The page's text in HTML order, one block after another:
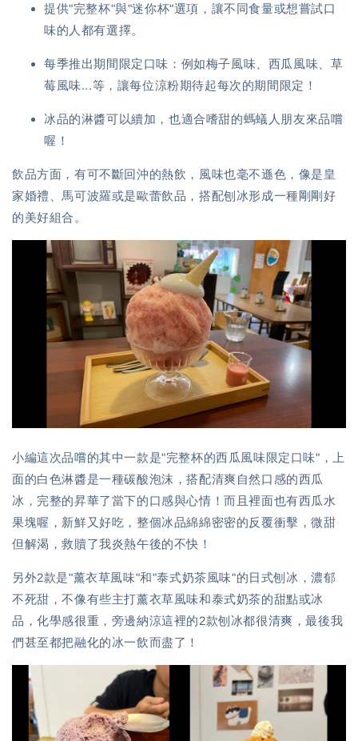
提供"完整杯"與"迷你杯"選項，讓不同食量或想嘗試口
味的人都有選擇。
每季推出期間限定口味：例如梅子風味、西瓜風味、草
莓風味...等，讓每位涼粉期待起每次的期間限定！
冰品的淋醬可以續加，也適合嗜甜的螞蟻人朋友來品嚐
喔！
飲品方面，有可不斷回沖的熱飲，風味也毫不遜色，像是皇
家婚禮、馬可波羅或是歐蕾飲品，搭配刨冰形成一種剛剛好
的美好組合。
小編這次品嚐的其中一款是"完整杯的西瓜風味限定口味"，上
面的白色淋醬是一種碳酸泡沫，搭配清爽自然口感的西瓜
冰，完整的昇華了當下的口感與心情！而且裡面也有西瓜水
果塊喔，新鮮又好吃，整個冰品綿綿密密的反覆衝擊，微甜
但解渴，救贖了我炎熱午後的不快！
另外2款是"薰衣草風味"和"泰式奶茶風味"的日式刨冰，濃郁
不死甜，不像有些主打薰衣草風味和泰式奶茶的甜點或冰
品，化學感很重，旁邊納涼這裡的2款刨冰都很清爽，最後我
們甚至都把融化的冰一飲而盡了！